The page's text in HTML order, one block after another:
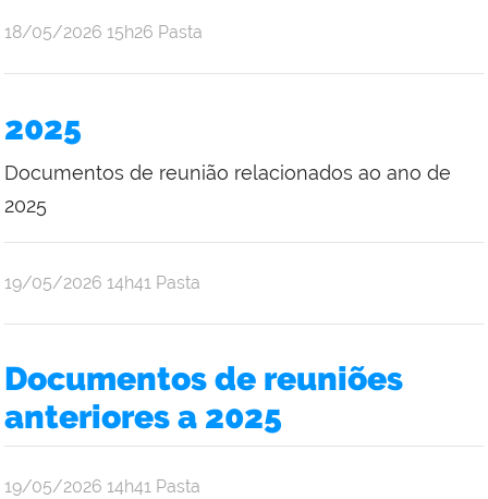
por
Araújo
publicado
18/05/2026 15h26 Pasta
2025
Documentos de reunião relacionados ao ano de
2025
por
Araújo
publicado
19/05/2026 14h41 Pasta
Documentos de reuniões
anteriores a 2025
por
publicado
19/05/2026 14h41 Pasta